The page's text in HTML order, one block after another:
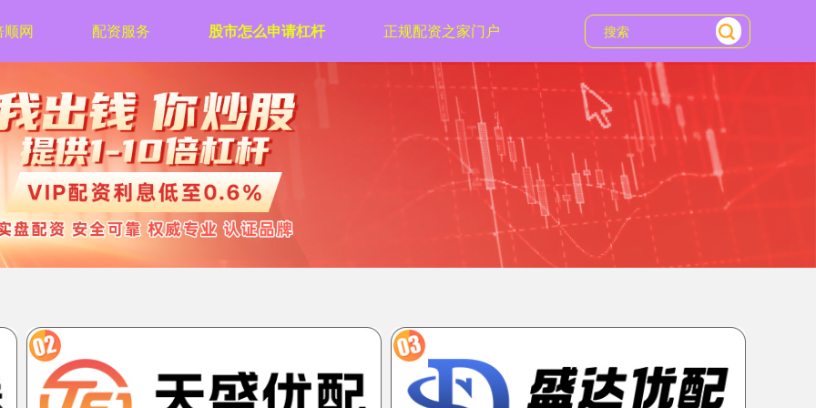
顺网 配资服务 股市怎么申请杠杆 正规配资之家门户